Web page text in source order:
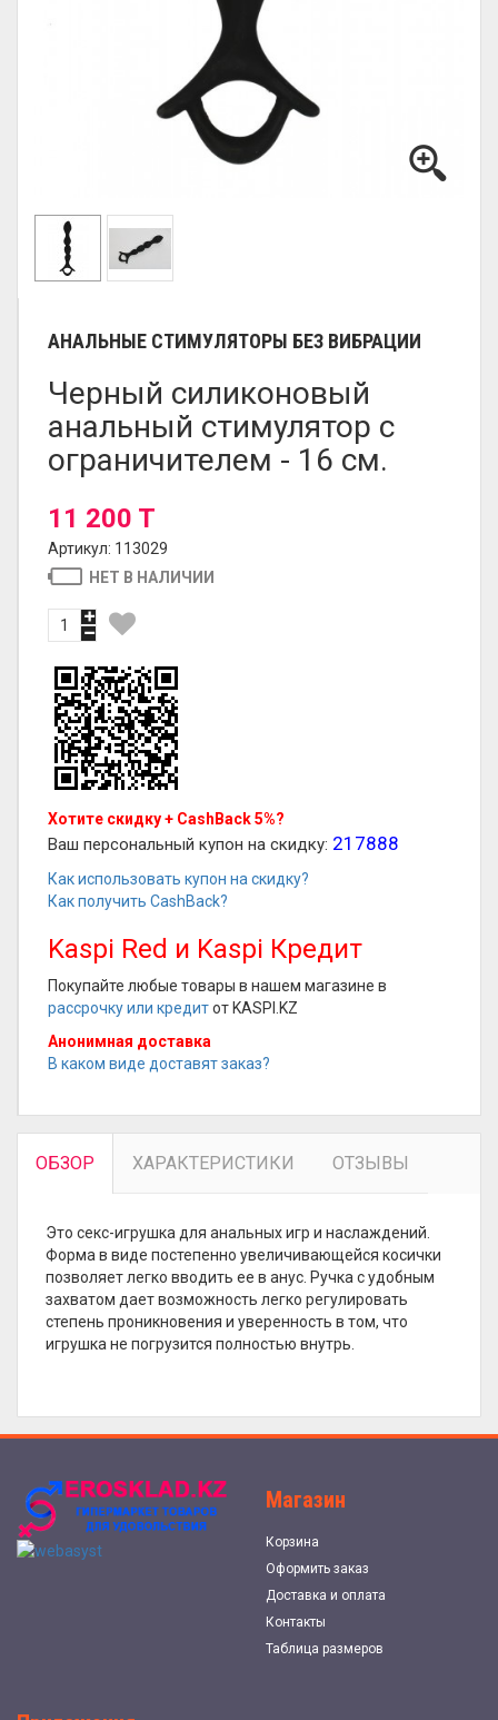
АНАЛЬНЫЕ СТИМУЛЯТОРЫ БЕЗ ВИБРАЦИИ
Черный силиконовый
анальный стимулятор с
ограничителем - 16 см.
11 200 T
Артикул: 113029
НЕТ В НАЛИЧИИ
Хотите скидку + CashBack 5%?
Ваш персональный купон на скидку: 217888
Как использовать купон на скидку?
Как получить CashBack?
Kaspi Red и Kaspi Кредит
Покупайте любые товары в нашем магазине в
рассрочку или кредитот KASPI.KZ
Анонимная доставка
В каком виде доставят заказ?
ОБЗОР ХАРАКТЕРИСТИКИ ОТЗЫВЫ
Это секс-игрушка для анальных игр и наслаждений.
Форма в виде постепенно увеличивающейся косички
позволяет легко вводить ее в анус. Ручка с удобным
захватом дает возможность легко регулировать
степень проникновения и уверенность в том, что
игрушка не погрузится полностью внутрь.
Магазин
Корзина
Оформить заказ
Доставка и оплата
Контакты
Таблица размеров